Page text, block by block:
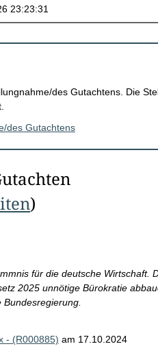
des Gutachtens. Die
des Gutachtens
)
für die deutsche Wirtschaft.
2025 unnötige Bürokratie
- (R000885) am 17.10.2024